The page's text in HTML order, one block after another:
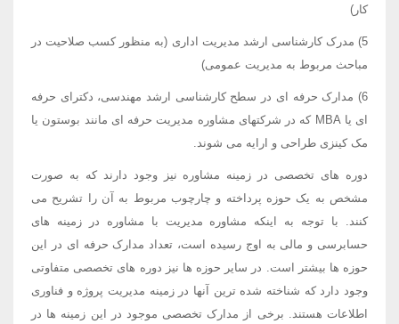
کار)
5) مدرک کارشناسی ارشد مدیریت اداری (به منظور کسب صلاحیت در
مباحث مربوط به مدیریت عمومی)
6) مدارک حرفه ای در سطح کارشناسی ارشد مهندسی، دکترای حرفه
ای یا MBA که در شرکتهای مشاوره مدیریت حرفه ای مانند بوستون یا
مک کینزی طراحی و ارایه می شوند.
دوره های تخصصی در زمینه مشاوره نیز وجود دارند که به صورت
مشخص به یک حوزه پرداخته و چارچوب مربوط به آن را تشریح می
کنند. با توجه به اینکه مشاوره مدیریت با مشاوره در زمینه های
حسابرسی و مالی به اوج رسیده است، تعداد مدارک حرفه ای در این
حوزه ها بیشتر است. در سایر حوزه ها نیز دوره های تخصصی متفاوتی
وجود دارد که شناخته شده ترین آنها در زمینه مدیریت پروژه و فناوری
اطلاعات هستند. برخی از مدارک تخصصی موجود در این زمینه ها در